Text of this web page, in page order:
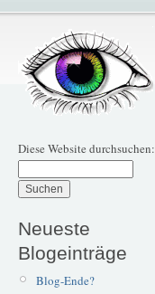
Diese Website durchsuchen:
Neueste
Blogeinträge
Blog-Ende?